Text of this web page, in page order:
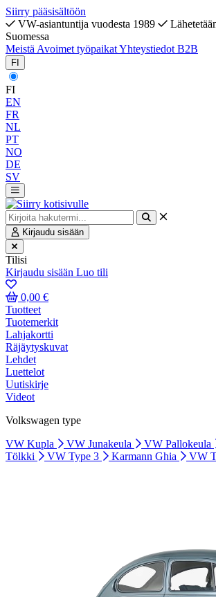
Siirry pääsisältöön
VW-asiantuntija vuodesta 1989
Suomessa
Meistä Avoimet työpaikatYhteystiedot B2B
FI
FI
EN
FR
NL
PT
NO
DE
SV
Kirjaudu sisään
Tilisi
Kirjaudu sisään Luo tili
0,00 €
Tuotteet
Tuotemerkit
Lahjakortti
Räjäytyskuvat
Lehdet
Luettelot
Uutiskirje
Videot
Volkswagen type
VW Kupla
VW Junakeula VW Pallokeula
Tölkki
VW Type 3 Karmann Ghia VW